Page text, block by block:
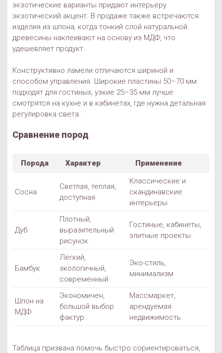
экзотические варианты придают интерьеру
экзотический акцент. В продаже также встречаются
изделия из шпона, когда тонкий слой натуральной
древесины наклеивают на основу из МДФ, что
удешевляет продукт.
Конструктивно ламели отличаются шириной и
способом управления. Широкие пластины 50–70 мм
подходят для гостиных; узкие 25–35 мм лучше
смотрятся на кухне и в кабинетах, где нужна детальная
регулировка света.
Сравнение пород
Порода Характер Применение
Сосна
Светлая, тёплая,
доступная
Классические и
скандинавские
интерьеры
Дуб
Плотный,
выразительный
рисунок
Гостиные, кабинеты,
элитные проекты
Бамбук
Лёгкий,
экологичный,
современный
Эко-стиль,
минимализм
Шпон на
МДФ
Экономичен,
большой выбор
фактур
Массмаркет,
арендуемая
недвижимость
Таблица призвана помочь быстро сориентироваться,